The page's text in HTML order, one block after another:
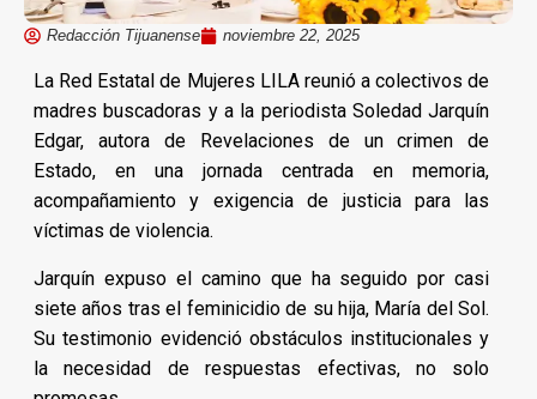
Redacción Tijuanense noviembre 22, 2025
La Red Estatal de Mujeres LILA reunió a colectivos de
madres buscadoras y a la periodista Soledad Jarquín
Edgar, autora de Revelaciones de un crimen de
Estado, en una jornada centrada en memoria,
acompañamiento y exigencia de justicia para las
víctimas de violencia.
Jarquín expuso el camino que ha seguido por casi
siete años tras el feminicidio de su hija, María del Sol.
Su testimonio evidenció obstáculos institucionales y
la necesidad de respuestas efectivas, no solo